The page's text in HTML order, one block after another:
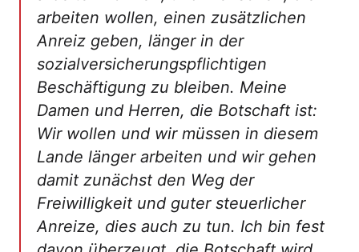
arbeiten wollen, einen zusätzlichen
Anreiz geben, länger in der
sozialversicherungspflichtigen
Beschäftigung zu bleiben. Meine
Damen und Herren, die Botschaft ist:
Wir wollen und wir müssen in diesem
Lande länger arbeiten und wir gehen
damit zunächst den Weg der
Freiwilligkeit und guter steuerlicher
Anreize, dies auch zu tun. Ich bin fest